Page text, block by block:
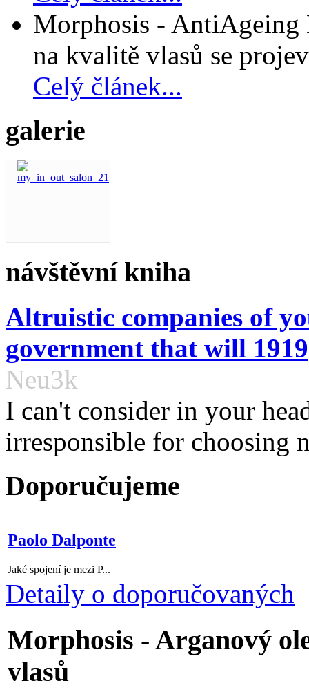
Morphosis - AntiAgeing
na kvalitě vlasů se
Celý článek...
galerie
návštěvní kniha
Altruistic companies of
government that will 1919
Neu3k
I can't consider in your
irresponsible for choosing
Doporučujeme
Paolo Dalponte
Jaké spojení je mezi P...
Detaily o doporučovaných
Morphosis - Arganový
vlasů